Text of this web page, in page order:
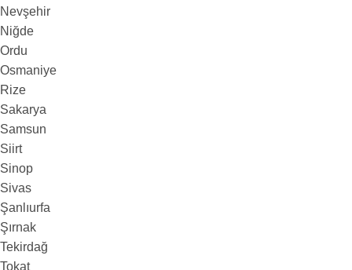
Nevşehir
Niğde
Ordu
Osmaniye
Rize
Sakarya
Samsun
Siirt
Sinop
Sivas
Şanlıurfa
Şırnak
Tekirdağ
Tokat